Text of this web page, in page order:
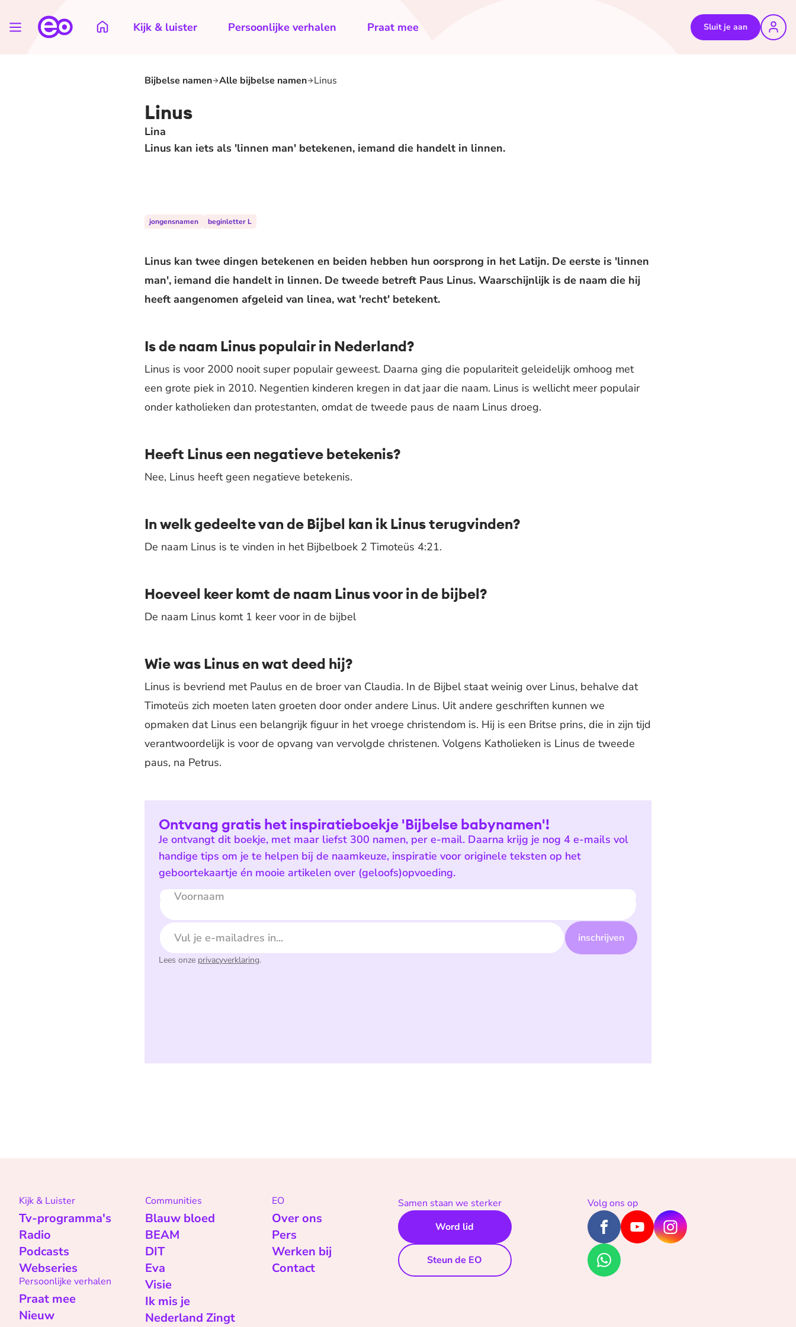
Kijk & luister Persoonlijke verhalen Praat mee Sluit je aan
Bijbelse namen Alle bijbelse namen Linus
Linus
Lina
Linus kan iets als 'linnen man' betekenen, iemand die handelt in linnen.
jongensnamen beginletter L
Linus kan twee dingen betekenen en beiden hebben hun oorsprong in het Latijn. De eerste is 'linnen
man', iemand die handelt in linnen. De tweede betreft Paus Linus. Waarschijnlijk is de naam die hij
heeft aangenomen afgeleid van linea, wat 'recht' betekent.
Is de naam Linus populair in Nederland?
Linus is voor 2000 nooit super populair geweest. Daarna ging die populariteit geleidelijk omhoog met
een grote piek in 2010. Negentien kinderen kregen in dat jaar die naam. Linus is wellicht meer populair
onder katholieken dan protestanten, omdat de tweede paus de naam Linus droeg.
Heeft Linus een negatieve betekenis?
Nee, Linus heeft geen negatieve betekenis.
In welk gedeelte van de Bijbel kan ik Linus terugvinden?
De naam Linus is te vinden in het Bijbelboek 2 Timoteüs 4:21.
Hoeveel keer komt de naam Linus voor in de bijbel?
De naam Linus komt 1 keer voor in de bijbel
Wie was Linus en wat deed hij?
Linus is bevriend met Paulus en de broer van Claudia. In de Bijbel staat weinig over Linus, behalve dat
Timoteüs zich moeten laten groeten door onder andere Linus. Uit andere geschriften kunnen we
opmaken dat Linus een belangrijk figuur in het vroege christendom is. Hij is een Britse prins, die in zijn tijd
verantwoordelijk is voor de opvang van vervolgde christenen. Volgens Katholieken is Linus de tweede
paus, na Petrus.
Ontvang gratis het inspiratieboekje 'Bijbelse babynamen'!
Je ontvangt dit boekje, met maar liefst 300 namen, per e-mail. Daarna krijg je nog 4 e-mails vol
handige tips om je te helpen bij de naamkeuze, inspiratie voor originele teksten op het
geboortekaartje én mooie artikelen over (geloofs)opvoeding.
Voornaam
E-mailadres
inschrijven
Lees onze privacyverklaring.
Kijk & Luister
Tv-programma's
Radio
Podcasts
Webseries
Persoonlijke verhalen
Praat mee
Nieuw
Communities
Blauw bloed
BEAM
DIT
Eva
Visie
Ik mis je
Nederland Zingt
EO
Over ons
Pers
Werken bij
Contact
Samen staan we sterker
Word lid
Steun de EO
Volg ons op